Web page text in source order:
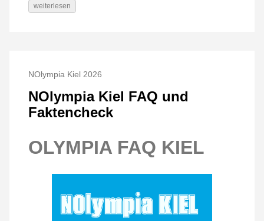
weiterlesen
NOlympia Kiel 2026
NOlympia Kiel FAQ und
Faktencheck
OLYMPIA FAQ KIEL